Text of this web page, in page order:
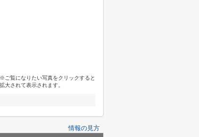
※ご覧になりたい写真をクリックすると
拡大されて表示されます。
情報の見方